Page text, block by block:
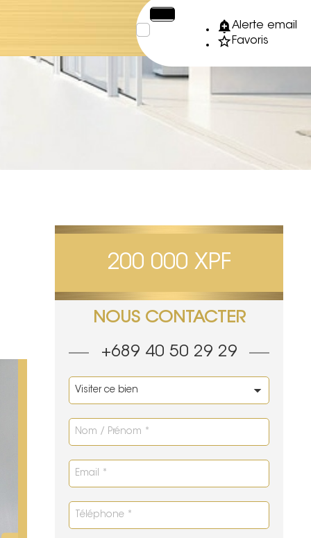
Alerte email
Favoris
200 000 XPF
NOUS CONTACTER
+689 40 50 29 29